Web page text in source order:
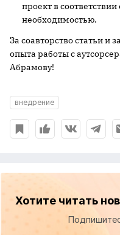
проект в
необходимостью.
За соавторство статьи и
опыта работы с
Абрамову!
внедрение
Хотите читать